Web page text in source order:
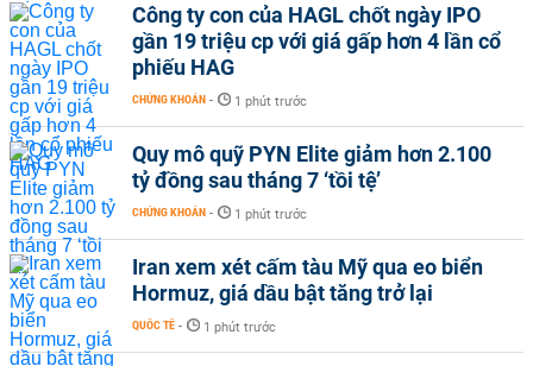
Công ty con của HAGL chốt ngày IPO
gần 19 triệu cp với giá gấp hơn 4 lần cổ
phiếu HAG
CHỨNG KHOÁN - 1 phút trước
Quy mô quỹ PYN Elite giảm hơn 2.100
tỷ đồng sau tháng 7 ‘tồi tệ’
CHỨNG KHOÁN - 1 phút trước
Iran xem xét cấm tàu Mỹ qua eo biển
Hormuz, giá dầu bật tăng trở lại
QUỐC TẾ - 1 phút trước